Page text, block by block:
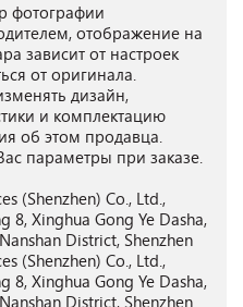
фотографии
отображение на
зависит от настроек
от оригинала.
дизайн,
и комплектацию
об этом продавца.
параметры при заказе.
(Shenzhen) Co., Ltd.,
8, Xinghua Gong Ye Dasha,
District, Shenzhen
(Shenzhen) Co., Ltd.,
8, Xinghua Gong Ye Dasha,
District, Shenzhen